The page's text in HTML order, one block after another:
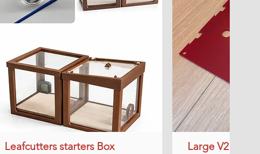
Snel overzicht
Leafcutters starters Box Large V2